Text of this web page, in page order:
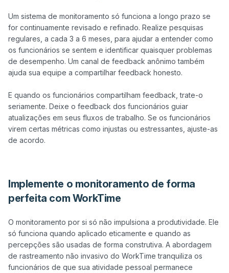
Um sistema de monitoramento só funciona a longo prazo se
for continuamente revisado e refinado. Realize pesquisas
regulares, a cada 3 a 6 meses, para ajudar a entender como
os funcionários se sentem e identificar quaisquer problemas
de desempenho. Um canal de feedback anônimo também
ajuda sua equipe a compartilhar feedback honesto.
E quando os funcionários compartilham feedback, trate-o
seriamente. Deixe o feedback dos funcionários guiar
atualizações em seus fluxos de trabalho. Se os funcionários
virem certas métricas como injustas ou estressantes, ajuste-as
de acordo.
Implemente o monitoramento de forma
perfeita com WorkTime
O monitoramento por si só não impulsiona a produtividade. Ele
só funciona quando aplicado eticamente e quando as
percepções são usadas de forma construtiva. A abordagem
de rastreamento não invasivo do WorkTime tranquiliza os
funcionários de que sua atividade pessoal permanece